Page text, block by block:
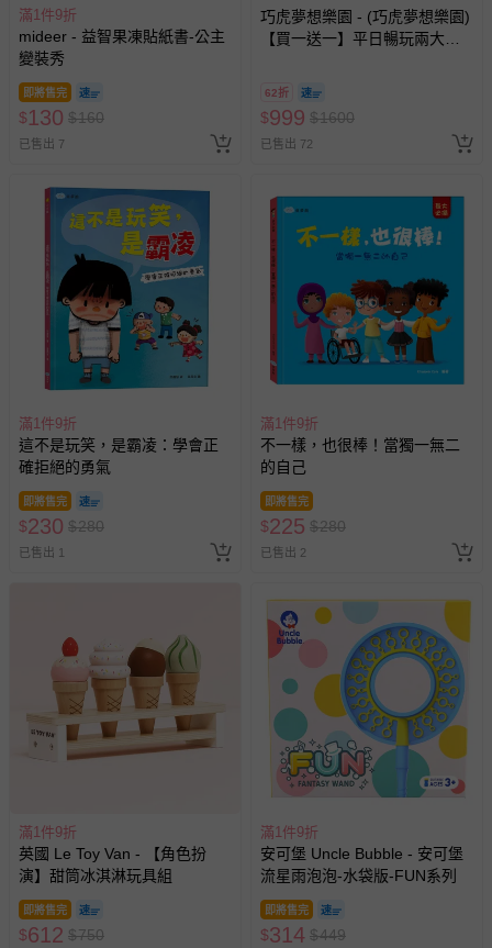
滿1件9折
mideer - 益智果凍貼紙書-公主
變裝秀
即將售完
$130 $160
已售出 7
巧虎夢想樂園 - (巧虎夢想樂園)
【買一送一】平日暢玩兩大一
券使用
62折
$999 $1600
已售出 72
滿1件9折
這不是玩笑，是霸凌：學會正
確拒絕的勇氣
即將售完
$230 $280
已售出 1
滿1件9折
不一樣，也很棒！當獨一無二
的自己
即將售完
$225 $280
已售出 2
滿1件9折
英國 Le Toy Van - 【角色扮
演】甜筒冰淇淋玩具組
即將售完
$612 $750
滿1件9折
安可堡 Uncle Bubble - 安可堡
流星雨泡泡-水袋版-FUN系列
即將售完
$314 $449